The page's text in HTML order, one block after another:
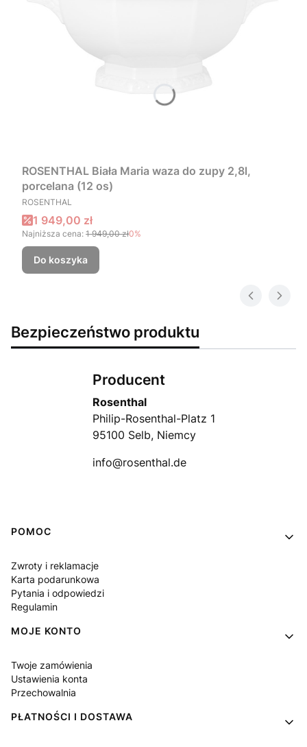
ROSENTHAL Biała Maria waza do zupy 2,8l,
porcelana (12 os)
PRODUCENT
ROSENTHAL
Cena promocyjna
1 949,00 zł
Najniższa cena: 1 949,00 zł0%
Do koszyka
Bezpieczeństwo produktu
Producent
Rosenthal
Philip-Rosenthal-Platz 1
95100 Selb, Niemcy
info@rosenthal.de
Linki w stopce
POMOC
Zwroty i reklamacje
Karta podarunkowa
Pytania i odpowiedzi
Regulamin
MOJE KONTO
Twoje zamówienia
Ustawienia konta
Przechowalnia
PŁATNOŚCI I DOSTAWA